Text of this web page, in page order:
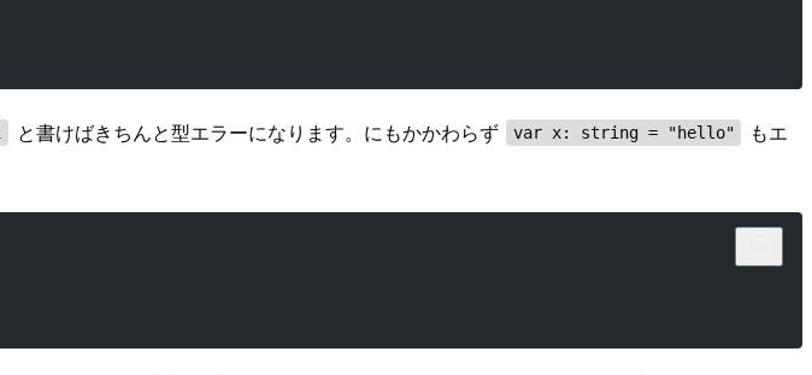
と書けばきちんと型エラーになります。にもかかわらず var x: string = "hello"
もエ